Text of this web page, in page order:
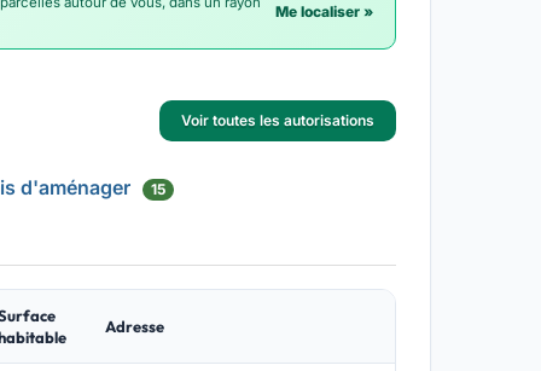
Me localiser »
Voir toutes les autorisations
d'aménager 15
Adresse